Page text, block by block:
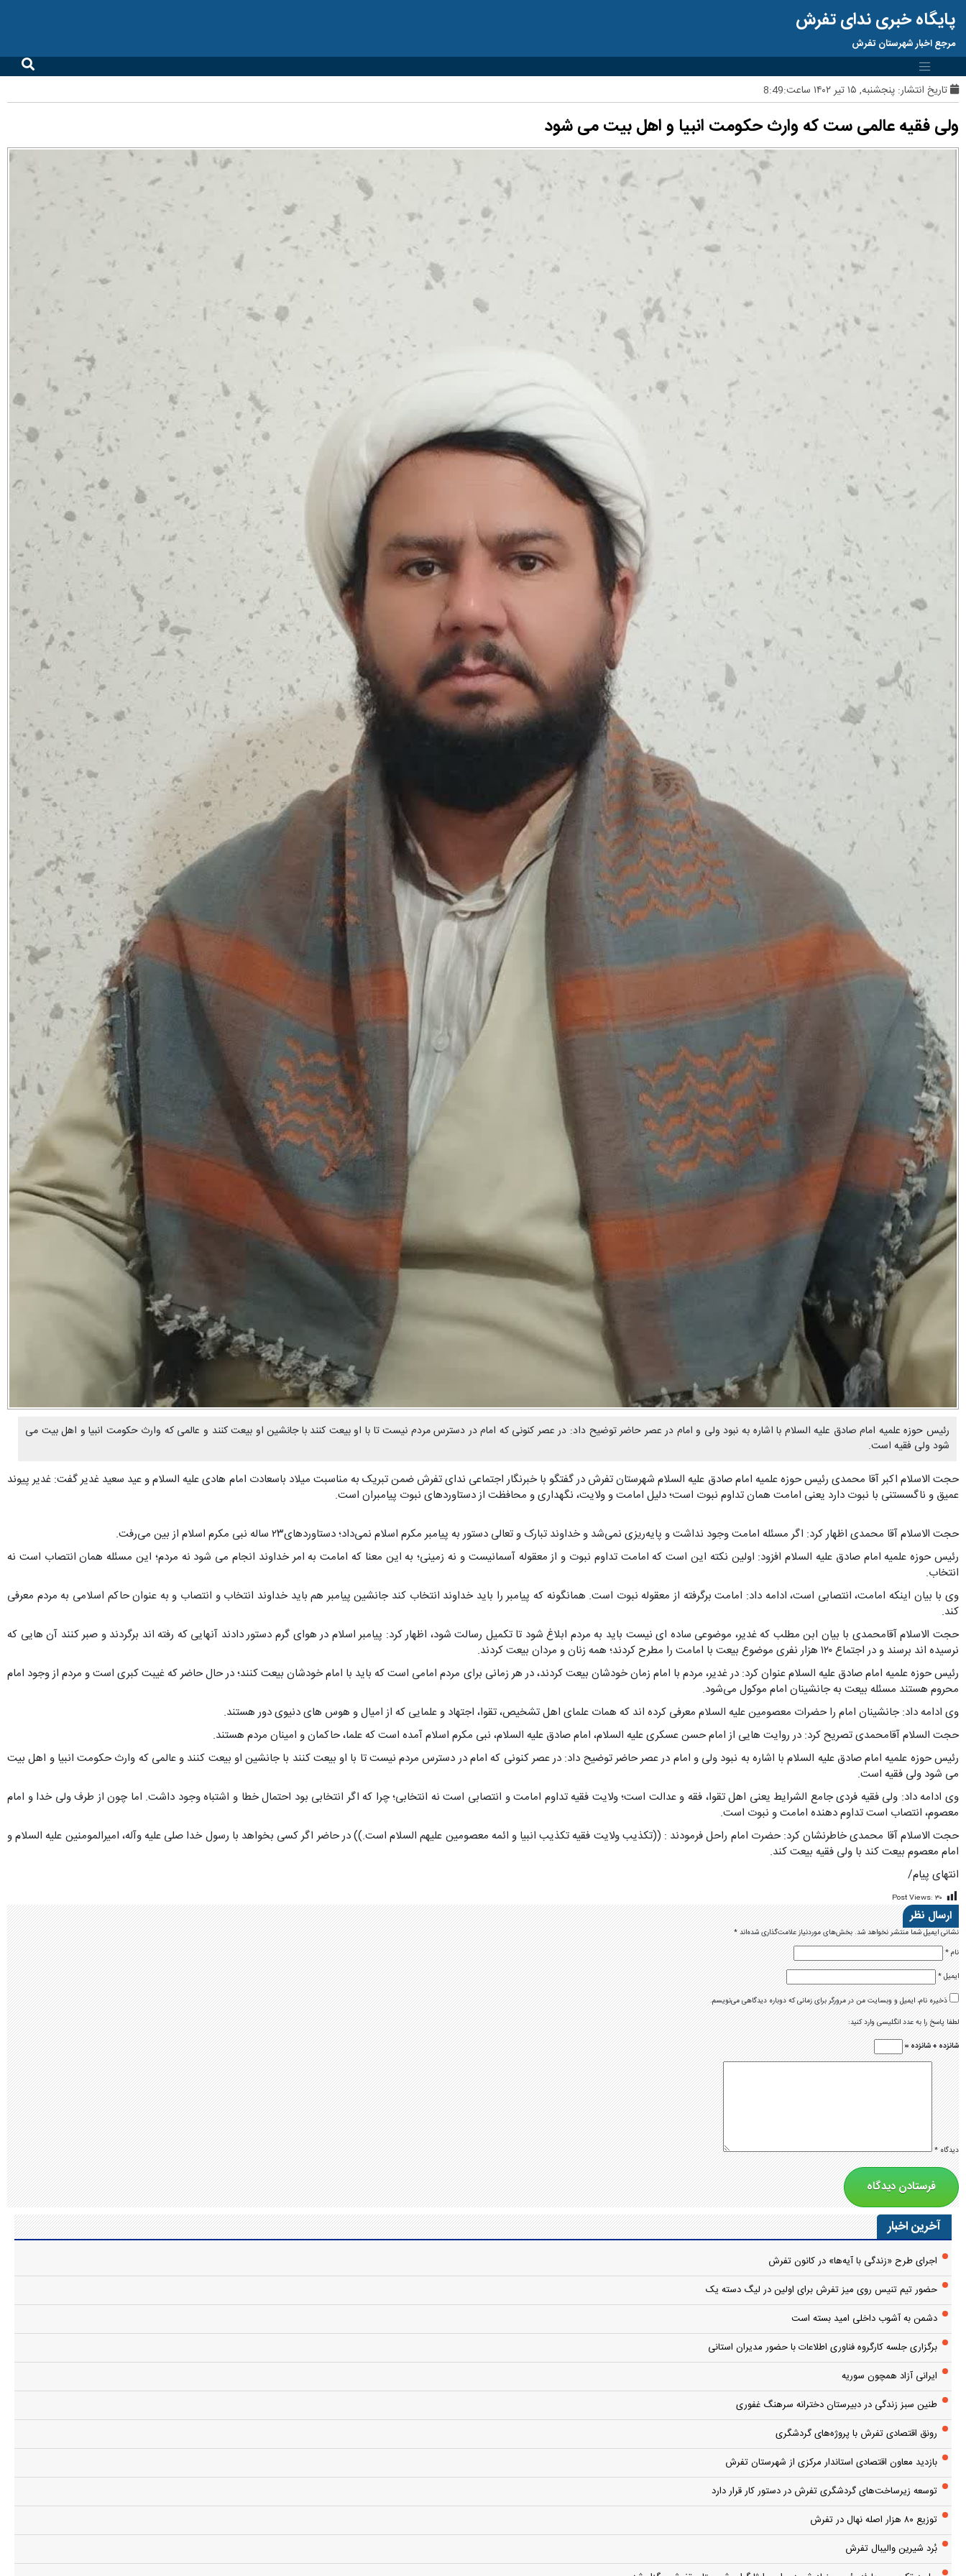
پایگاه خبری ندای تفرش
مرجع اخبار شهرستان تفرش
تاریخ انتشار: پنجشنبه, ۱۵ تیر ۱۴۰۲ ساعت:8:49
ولی فقیه عالمی ست که وارث حکومت انبیا و اهل بیت می شود
رئیس حوزه علمیه امام صادق علیه السلام با اشاره به نبود ولی و امام در عصر حاضر توضیح داد: در عصر کنونی که امام در دسترس مردم نیست تا با او بیعت کنند با جانشین او بیعت کنند و عالمی که وارث حکومت انبیا و اهل بیت می
شود ولی فقیه است.
حجت الاسلام اکبر آقا محمدی رئیس حوزه علمیه امام صادق علیه السلام شهرستان تفرش در گفتگو با خبرنگار اجتماعی ندای تفرش ضمن تبریک به مناسبت میلاد باسعادت امام هادی علیه السلام و عید سعید غدیر گفت: غدیر پیوند
عمیق و ناگسستنی با نبوت دارد یعنی امامت همان تداوم نبوت است؛ دلیل امامت و ولایت، نگهداری و محافظت از دستاوردهای نبوت پیامبران است.
حجت الاسلام آقا محمدی اظهار کرد: اگر مسئله امامت وجود نداشت و پایه‌ریزی نمی‌شد و خداوند تبارک و تعالی دستور به پیامبر مکرم اسلام نمی‌داد؛ دستاوردهای۲۳ ساله نبی مکرم اسلام از بین می‌رفت.
رئیس حوزه علمیه امام صادق علیه السلام افزود: اولین نکته این است که امامت تداوم نبوت و از معقوله آسمانیست و نه زمینی؛ به این معنا که امامت به امر خداوند انجام می شود نه مردم؛ این مسئله همان انتصاب است نه
انتخاب.
وی با بیان اینکه امامت، انتصابی است، ادامه داد: امامت برگرفته از معقوله نبوت است. همانگونه که پیامبر را باید خداوند انتخاب کند جانشین پیامبر هم باید خداوند انتخاب و انتصاب و به عنوان حاکم اسلامی به مردم معرفی
کند.
حجت الاسلام آقامحمدی با بیان ابن مطلب که غدیر، موضوعی ساده ای نیست باید به مردم ابلاغ شود تا تکمیل رسالت شود، اظهار کرد: پیامبر اسلام در هوای گرم دستور دادند آنهایی که رفته اند برگردند و صبر کنند آن هایی که
نرسیده اند برسند و در اجتماع ۱۲۰ هزار نفری موضوع بیعت با امامت را مطرح کردند؛ همه زنان و مردان بیعت کردند.
رئیس حوزه علمیه امام صادق علیه السلام عنوان کرد: در غدیر، مردم با امام زمان خودشان بیعت کردند، در هر زمانی برای مردم امامی است که باید با امام خودشان بیعت کنند؛ در حال حاضر که غیبت کبری است و مردم از وجود امام
محروم هستند مسئله بیعت به جانشینان امام موکول می‌شود.
وی ادامه داد: جانشینان امام را حضرات معصومین علیه السلام معرفی کرده اند که همات علمای اهل تشخیص، تقوا، اجتهاد و علمایی که از امیال و هوس های دنیوی دور هستند.
حجت السلام آقامحمدی تصریح کرد: در روایت هایی از امام حسن عسکری علیه السلام، امام صادق علیه السلام، نبی مکرم اسلام آمده است که علما، حاکمان و امینان مردم هستند.
رئیس حوزه علمیه امام صادق علیه السلام با اشاره به نبود ولی و امام در عصر حاضر توضیح داد: در عصر کنونی که امام در دسترس مردم نیست تا با او بیعت کنند با جانشین او بیعت کنند و عالمی که وارث حکومت انبیا و اهل بیت
می شود ولی فقیه است.
وی ادامه داد: ولی فقیه فردی جامع الشرایط یعنی اهل تقوا، فقه و عدالت است؛ ولایت فقیه تداوم امامت و انتصابی است نه انتخابی؛ چرا که اگر انتخابی بود احتمال خطا و اشتباه وجود داشت. اما چون از طرف ولی خدا و امام
معصوم، انتصاب است تداوم دهنده امامت و نبوت است.
حجت الاسلام آقا محمدی خاطرنشان کرد: حضرت امام راحل فرمودند : ((تکذیب ولایت فقیه تکذیب انبیا و ائمه معصومین علیهم السلام است.)) در حاضر اگر کسی بخواهد با رسول خدا صلی علیه وآله، امیرالمومنین علیه السلام و
امام معصوم بیعت کند با ولی فقیه بیعت کند.
انتهای پیام/
Post Views: ۳۰
ارسال نظر
نشانی ایمیل شما منتشر نخواهد شد.بخش‌های موردنیاز علامت‌گذاری شده‌اند*
نام*
ایمیل*
ذخیره نام، ایمیل و وبسایت من در مرورگر برای زمانی که دوباره دیدگاهی می‌نویسم.
لطفا پاسخ را به عدد انگلیسی وارد کنید:
شانزده + شانزده =
دیدگاه*
آخرین اخبار
اجرای طرح «زندگی با آیه‌ها» در کانون تفرش
حضور تیم تنیس روی میز تفرش برای اولین در لیگ دسته یک
دشمن به آشوب داخلی امید بسته است
برگزاری جلسه کارگروه فناوری اطلاعات با حضور مدیران استانی
ایرانی آزاد همچون سوریه
طنین سبز زندگی در دبیرستان دخترانه سرهنگ غفوری
رونق اقتصادی تفرش با پروژه‌های گردشگری
بازدید معاون اقتصادی استاندار مرکزی از شهرستان تفرش
توسعه زیرساخت‌های گردشگری تفرش در دستور کار قرار دارد
توزیع ۸۰ هزار اصله نهال در تفرش
بُرد شیرین والیبال تفرش